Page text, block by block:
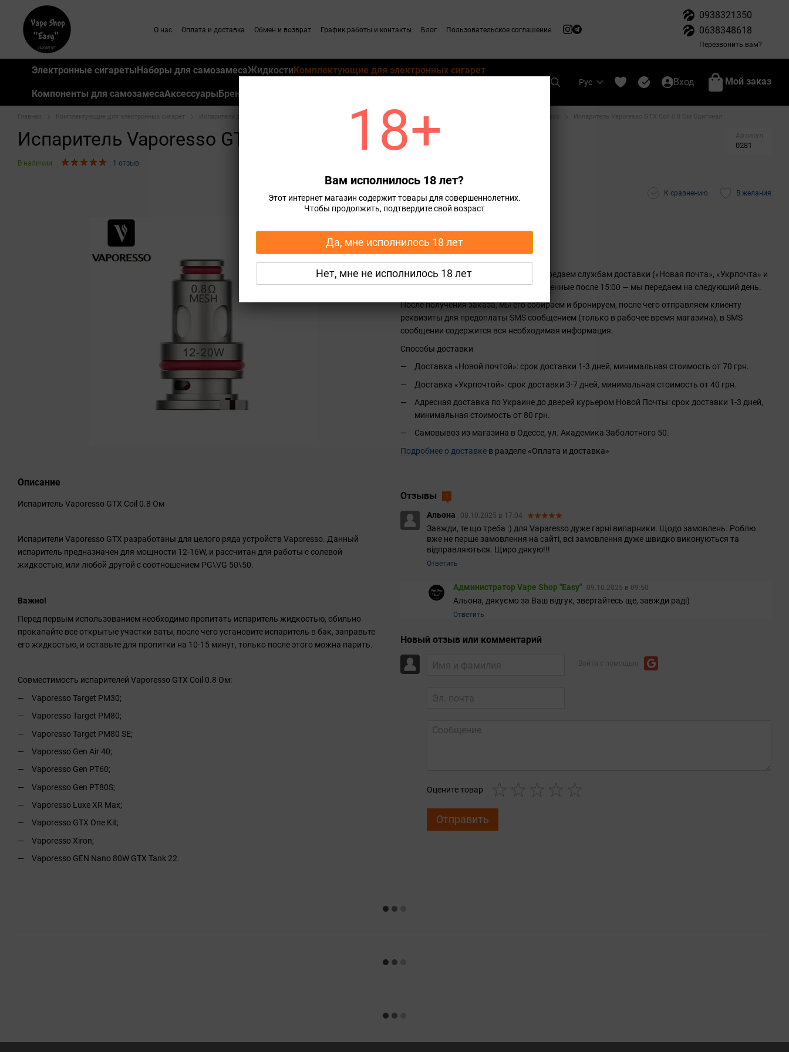
Перейти к основному контенту
О нас Оплата и доставка Обмен и возврат График работы и контакты Блог Пользовательское соглашение
0938321350
0638348618
Перезвонить вам?
Электронные сигаретыНаборы для самозамесаЖидкостиКомплектующие для электронных сигарет
Компоненты для самозамесаАксессуарыБренды
Рус Вход Мой заказ
Комплектующие для электронных сигарет Испарители для электронных сигарет и Pod систем Испарители для электронных сигарет и Pod систем Vaporesso Испаритель Vaporesso GTX Coil 0.8 Ом Оригинал
Испаритель Vaporesso GTX Coil 0.8 Ом Оригинал Артикул
0281
В наличии 1 отзыв
Описание
Испаритель Vaporesso GTX Coil 0.8 Ом
Испарители Vaporesso GTX разработаны для целого ряда устройств Vaporesso. Данный
испаритель предназначен для мощности 12-16W, и рассчитан для работы с солевой
жидкостью, или любой другой с соотношением PG\VG 50\50.
Важно!
Перед первым использованием необходимо пропитать испаритель жидкостью, обильно
прокапайте все открытые участки ваты, после чего установите испаритель в бак, заправьте
его жидкостью, и оставьте для пропитки на 10-15 минут, только после этого можна парить.
Совместимость испарителей Vaporesso GTX Coil 0.8 Ом:
Vaporesso Target PM30;
Vaporesso Target PM80;
Vaporesso Target PM80 SE;
Vaporesso Gen Air 40;
Vaporesso Gen PT60;
Vaporesso Gen PT80S;
Vaporesso Luxe XR Max;
Vaporesso GTX One Kit;
Vaporesso Xiron;
Vaporesso GEN Nano 80W GTX Tank 22.
119 грн К сравнению В желания
Купить
Доставка Оплата
Заказы, оформленные до 15:00, мы передаем службам доставки («Новая почта», «Укрпочта» и
другие) в тот же день. Заказы, оформленные после 15:00 — мы передаем на следующий день.
После получения заказа, мы его собираем и бронируем, после чего отправляем клиенту
реквизиты для предоплаты SMS сообщением (только в рабочее время магазина), в SMS
сообщении содержится вся необходимая информация.
Способы доставки
Доставка «Новой почтой»: срок доставки 1-3 дней, минимальная стоимость от 70 грн.
Доставка «Укрпочтой»: срок доставки 3-7 дней, минимальная стоимость от 40 грн.
Адресная доставка по Украине до дверей курьером Новой Почты: срок доставки 1-3 дней,
минимальная стоимость от 80 грн.
Самовывоз из магазина в Одессе, ул. Академика Заболотного 50.
Подробнее о доставке в разделе «Оплата и доставка»
Отзывы 1
Альона 08.10.2025 в 17:04
Завжди, те що треба :) для Vaparesso дуже гарні випарники. Щодо замовлень. Роблю
вже не перше замовлення на сайті, всі замовлення дуже швидко виконуються та
відправляються. Щиро дякую!!!
Ответить
Администратор Vape Shop "Easy" 09.10.2025 в 09:50
Альона, дякуємо за Ваш відгук, звертайтесь ще, завжди раді)
Ответить
Новый отзыв или комментарий
Оцените товар
Отправить
18+
Вам исполнилось 18 лет?
Этот интернет магазин содержит товары для совершеннолетних.
Чтобы продолжить, подтвердите свой возраст
Да, мне исполнилось 18 лет
Нет, мне не исполнилось 18 лет